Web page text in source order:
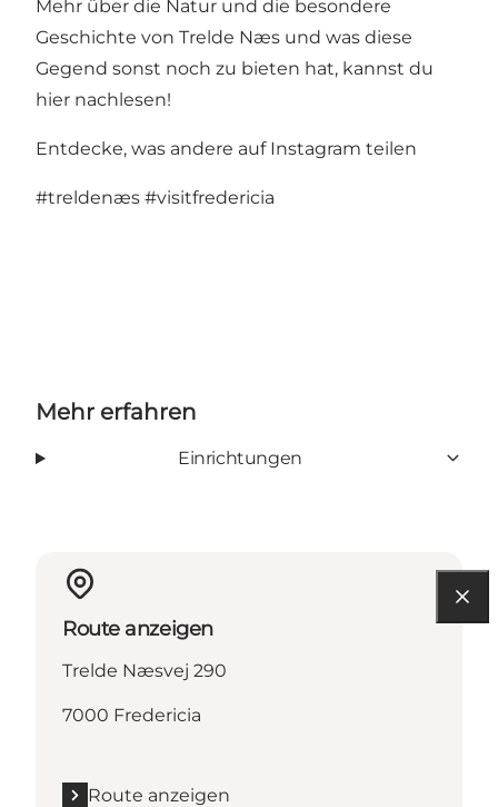
Mehr über die Natur und die besondere
Geschichte von Trelde Næs und was diese
Gegend sonst noch zu bieten hat, kannst du
hier nachlesen!
Entdecke, was andere auf Instagram teilen
#treldenæs #visitfredericia
Mehr erfahren
Einrichtungen
Route anzeigen
Trelde Næsvej 290
7000 Fredericia
Route anzeigen